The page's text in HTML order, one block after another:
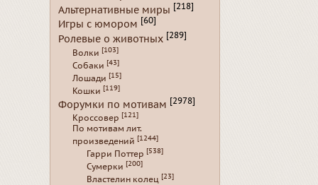
Альтернативные миры [218]
Игры с юмором [60]
Ролевые о животных [289]
Волки [103]
Собаки [43]
Лошади [15]
Кошки [119]
Форумки по мотивам [2978]
Кроссовер [121]
По мотивам лит.
произведений [1244]
Гарри Поттер [538]
Сумерки [200]
Властелин колец [23]